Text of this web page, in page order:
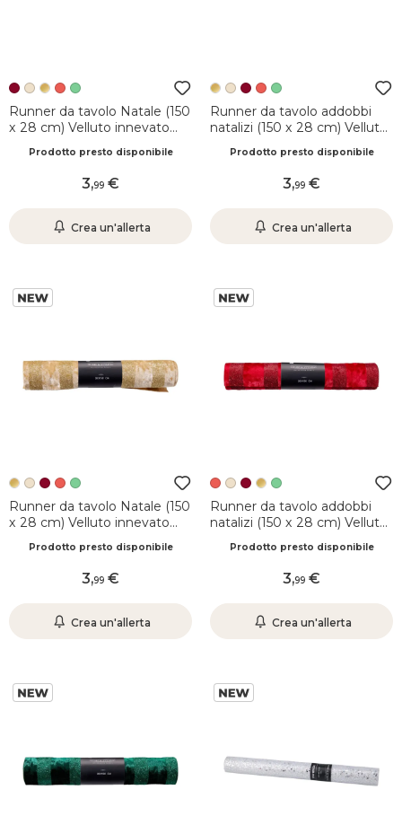
Runner da tavolo Natale (150
x 28 cm) Velluto innevato
Prodotto presto disponibile
3,99
Crea un'allerta
Runner da tavolo addobbi
natalizi (150 x 28 cm) Velluto
Champagne
Prodotto presto disponibile
3,99
Crea un'allerta
Runner da tavolo Natale (150
x 28 cm) Velluto innevato
Prodotto presto disponibile
3,99
Crea un'allerta
Runner da tavolo addobbi
natalizi (150 x 28 cm) Velluto
Prodotto presto disponibile
3,99
Crea un'allerta